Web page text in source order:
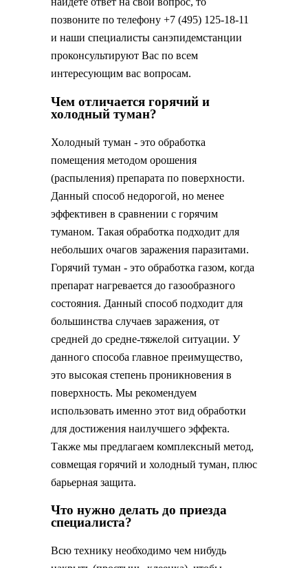
позвоните по телефону +7 (495) 125-18-11
и наши специалисты санэпидемстанции
проконсультируют Вас по всем
интересующим вас вопросам.
Чем отличается горячий и
холодный туман?
Холодный туман - это обработка
помещения методом орошения
(распыления) препарата по поверхности.
Данный способ недорогой, но менее
эффективен в сравнении с горячим
туманом. Такая обработка подходит для
небольших очагов заражения паразитами.
Горячий туман - это обработка газом, когда
препарат нагревается до газообразного
состояния. Данный способ подходит для
большинства случаев заражения, от
средней до средне-тяжелой ситуации. У
данного способа главное преимущество,
это высокая степень проникновения в
поверхность. Мы рекомендуем
использовать именно этот вид обработки
для достижения наилучшего эффекта.
Также мы предлагаем комплексный метод,
совмещая горячий и холодный туман, плюс
барьерная защита.
Что нужно делать до приезда
специалиста?
Всю технику необходимо чем нибудь